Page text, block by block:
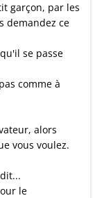
garçon, par les
demandez ce
se passe
comme à
alors
vous voulez.
le